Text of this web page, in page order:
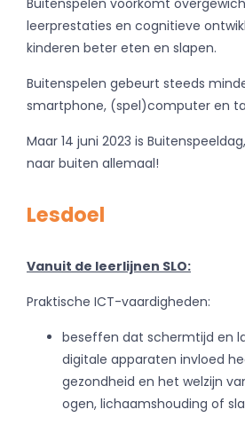
Buitenspelen voorkomt
leerprestaties en cognitieve
kinderen beter eten en slapen.
Buitenspelen gebeurt steeds
smartphone, (spel)computer en
Maar 14 juni 2023 is
naar buiten allemaal!
Lesdoel
Vanuit de leerlijnen SLO:
Praktische ICT-vaardigheden:
beseffen dat schermtijd en
digitale apparaten invloed
gezondheid en het welzijn
ogen, lichaamshouding of